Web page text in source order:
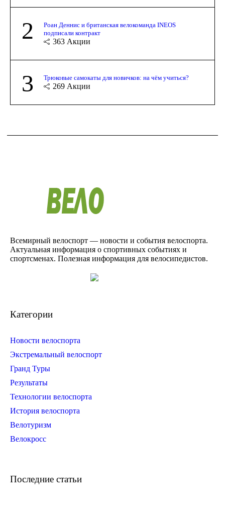
2
Роан Деннис и британская велокоманда INEOS
подписали контракт
363 Акции
3 Трюковые самокаты для новичков: на чём учиться?
269 Акции
Всемирный велоспорт — новости и события велоспорта.
Актуальная информация о спортивных событиях и
спортсменах. Полезная информация для велосипедистов.
Категории
Новости велоспорта
Экстремальный велоспорт
Гранд Туры
Результаты
Технологии велоспорта
История велоспорта
Велотуризм
Велокросс
Последние статьи